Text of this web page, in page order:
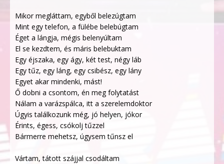
Mikor megláttam, egyből belezúgtam
Mint egy telefon, a fülébe belebúgtam
Éget a lángja, mégis belenyúltam
El se kezdtem, és máris belebuktam
Egy éjszaka, egy ágy, két test, négy láb
Egy tűz, egy láng, egy csibész, egy lány
Egyet akar mindenki, mást!
Ő dobni a csontom, én meg folytatást
Nálam a varázspálca, itt a szerelemdoktor
Úgyis találkozunk még, jó helyen, jókor
Érints, égess, csókolj tűzzel
Bármerre mehetsz, úgysem tűnsz el
Vártam, tátott szájjal csodáltam